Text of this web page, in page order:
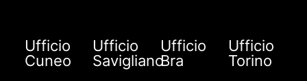
Ufficio
Cuneo
Ufficio
Savigliano
Ufficio
Bra
Ufficio
Torino